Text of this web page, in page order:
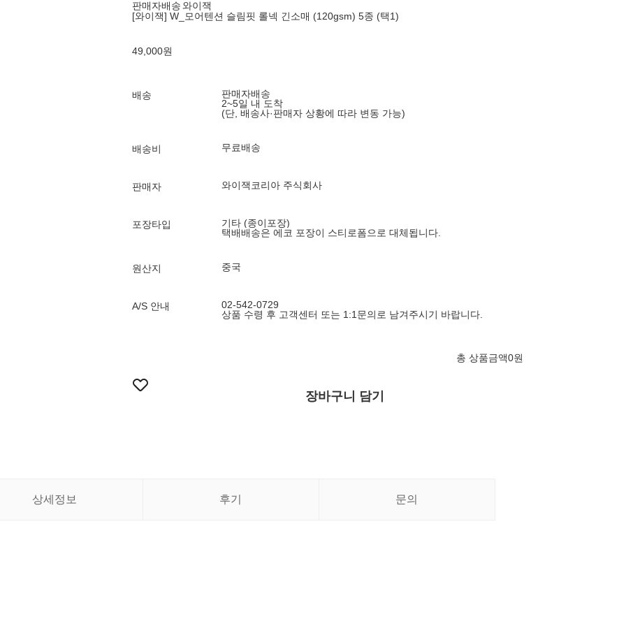
판매자배송와이잭
[와이잭] W_모어텐션 슬림핏 롤넥 긴소매 (120gsm) 5종 (택1)
49,000원
배송
판매자배송
2~5일 내 도착
(단, 배송사·판매자 상황에 따라 변동 가능)
배송비 무료배송
판매자 와이잭코리아 주식회사
포장타입
기타 (종이포장)
택배배송은 에코 포장이 스티로폼으로 대체됩니다.
원산지 중국
A/S 안내
02-542-0729
상품 수령 후 고객센터 또는 1:1문의로 남겨주시기 바랍니다.
총 상품금액0원
장바구니 담기
상세정보 후기 문의